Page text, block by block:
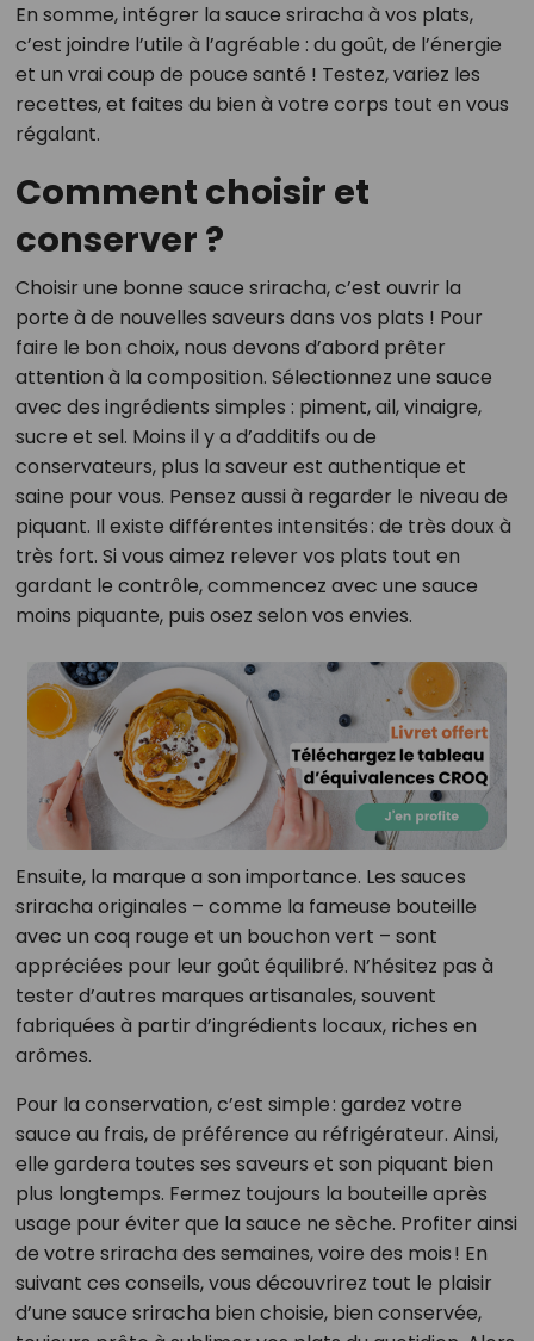
En somme, intégrer la sauce sriracha à vos plats,
c’est joindre l’utile à l’agréable : du goût, de l’énergie
et un vrai coup de pouce santé ! Testez, variez les
recettes, et faites du bien à votre corps tout en vous
régalant.
Comment choisir et
conserver ?
Choisir une bonne sauce sriracha, c’est ouvrir la
porte à de nouvelles saveurs dans vos plats ! Pour
faire le bon choix, nous devons d’abord prêter
attention à la composition. Sélectionnez une sauce
avec des ingrédients simples : piment, ail, vinaigre,
sucre et sel. Moins il y a d’additifs ou de
conservateurs, plus la saveur est authentique et
saine pour vous. Pensez aussi à regarder le niveau de
piquant. Il existe différentes intensités : de très doux à
très fort. Si vous aimez relever vos plats tout en
gardant le contrôle, commencez avec une sauce
moins piquante, puis osez selon vos envies.
Ensuite, la marque a son importance. Les sauces
sriracha originales – comme la fameuse bouteille
avec un coq rouge et un bouchon vert – sont
appréciées pour leur goût équilibré. N’hésitez pas à
tester d’autres marques artisanales, souvent
fabriquées à partir d’ingrédients locaux, riches en
arômes.
Pour la conservation, c’est simple : gardez votre
sauce au frais, de préférence au réfrigérateur. Ainsi,
elle gardera toutes ses saveurs et son piquant bien
plus longtemps. Fermez toujours la bouteille après
usage pour éviter que la sauce ne sèche. Profiter ainsi
de votre sriracha des semaines, voire des mois ! En
suivant ces conseils, vous découvrirez tout le plaisir
d’une sauce sriracha bien choisie, bien conservée,